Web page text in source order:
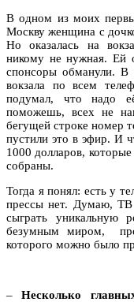
В одном из моих
Москву женщина с
Но оказалась на
никому не нужная. Ей
спонсоры обманули. В
вокзала по всем
подумал, что надо
поможешь, всех не
бегущей строке номер
пустили это в эфир. И
1000 долларов,
собраны.
Тогда я понял: есть у
прессы нет. Думаю, ТВ
сыграть уникальную
безумным миром,
которого можно было
– Несколько